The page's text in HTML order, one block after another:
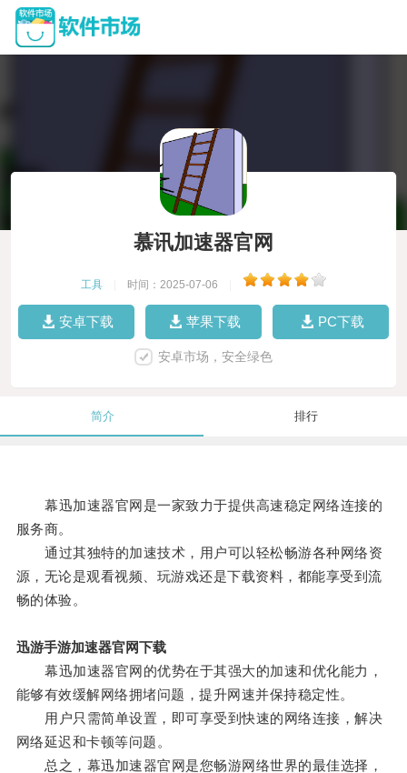
慕讯加速器官网
工具 时间：2025-07-06
安卓下载 苹果下载 PC下载
安卓市场，安全绿色
简介 排行
幕迅加速器官网是一家致力于提供高速稳定网络连接的
服务商。
通过其独特的加速技术，用户可以轻松畅游各种网络资
源，无论是观看视频、玩游戏还是下载资料，都能享受到流
畅的体验。
迅游手游加速器官网下载
幕迅加速器官网的优势在于其强大的加速和优化能力，
能够有效缓解网络拥堵问题，提升网速并保持稳定性。
用户只需简单设置，即可享受到快速的网络连接，解决
网络延迟和卡顿等问题。
总之，幕迅加速器官网是您畅游网络世界的最佳选择，